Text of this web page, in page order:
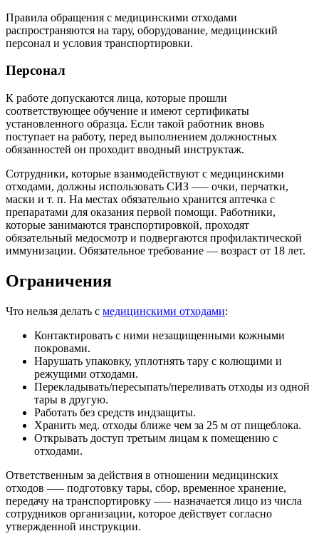
Правила обращения с медицинскими отходами
распространяются на тару, оборудование, медицинский
персонал и условия транспортировки.
Персонал
К работе допускаются лица, которые прошли
соответствующее обучение и имеют сертификаты
установленного образца. Если такой работник вновь
поступает на работу, перед выполнением должностных
обязанностей он проходит вводный инструктаж.
Сотрудники, которые взаимодействуют с медицинскими
отходами, должны использовать СИЗ –— очки, перчатки,
маски и т. п. На местах обязательно хранится аптечка с
препаратами для оказания первой помощи. Работники,
которые занимаются транспортировкой, проходят
обязательный медосмотр и подвергаются профилактической
иммунизации. Обязательное требование — возраст от 18 лет.
Ограничения
Что нельзя делать с медицинскими отходами:
Контактировать с ними незащищенными кожными
покровами.
Нарушать упаковку, уплотнять тару с колющими и
режущими отходами.
Перекладывать/пересыпать/переливать отходы из одной
тары в другую.
Работать без средств индзащиты.
Хранить мед. отходы ближе чем за 25 м от пищеблока.
Открывать доступ третьим лицам к помещению с
отходами.
Ответственным за действия в отношении медицинских
отходов –— подготовку тары, сбор, временное хранение,
передачу на транспортировку –— назначается лицо из числа
сотрудников организации, которое действует согласно
утвержденной инструкции.